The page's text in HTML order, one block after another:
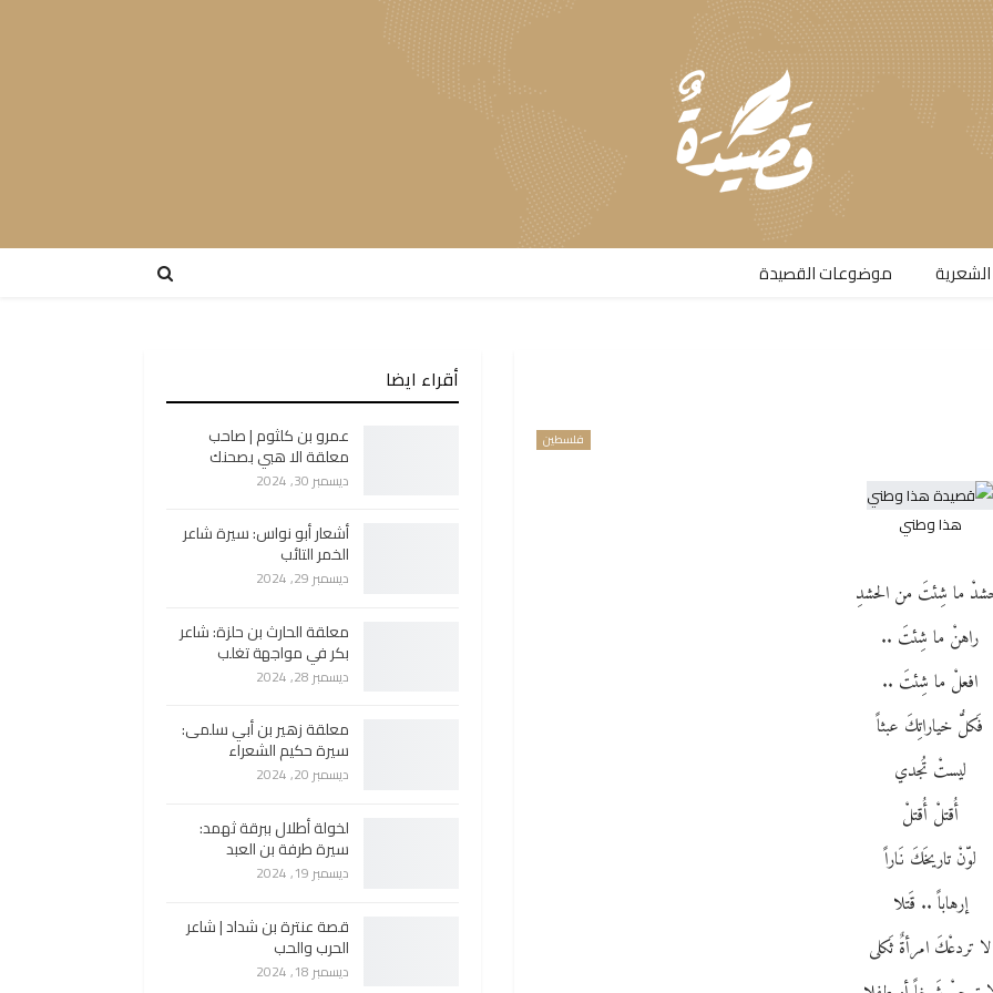
موضوعات القصيدة​
فلسطين
هذا وطني
ما شِئتَ من الحشدِ
راهنْ ما شِئتَ ..
افعلْ ما شِئتَ ..
فَكلُّ خياراتِكَ عبثاً
ليستْ تُجدي
أُقتلْ أُقتلْ
لوّنْ تاريخَكَ نَاراً
إرهاباً .. قَتلا
لا تردعْكَ امرأةٌ ثَكلى
أقراء ايضا
عمرو بن كلثوم | صاحب
معلقة الا هبي بصحنك
ديسمبر 30, 2024
أشعار أبو نواس: سيرة شاعر
الخمر التائب
ديسمبر 29, 2024
معلقة الحارث بن حلزة: شاعر
بكر في مواجهة تغلب
ديسمبر 28, 2024
معلقة زهير بن أبي سلمى:
سيرة حكيم الشعراء
ديسمبر 20, 2024
لخولة أطلال ببرقة ثهمد:
سيرة طرفة بن العبد
ديسمبر 19, 2024
قصة عنترة بن شداد | شاعر
الحرب والحب
ديسمبر 18, 2024